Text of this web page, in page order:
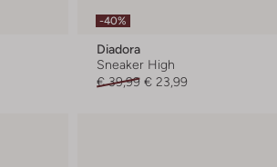
-40%
Diadora
Sneaker High
€ 39,99 € 23,99